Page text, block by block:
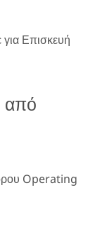
για Επισκευή
από
Operating